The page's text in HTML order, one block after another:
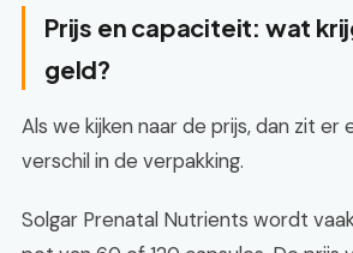
Prijs en capaciteit: wat
geld?
Als we kijken naar de prijs, dan zit er
verschil in de verpakking.
Solgar Prenatal Nutrients wordt